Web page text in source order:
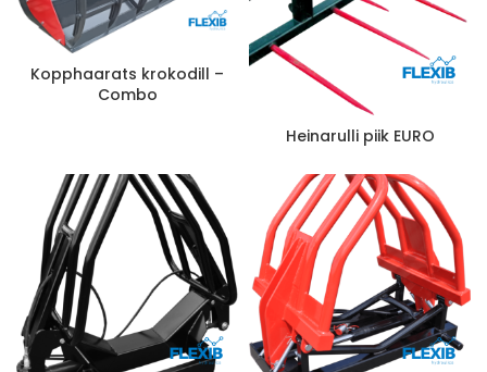
Kopphaarats krokodill –
Combo
Heinarulli piik EURO